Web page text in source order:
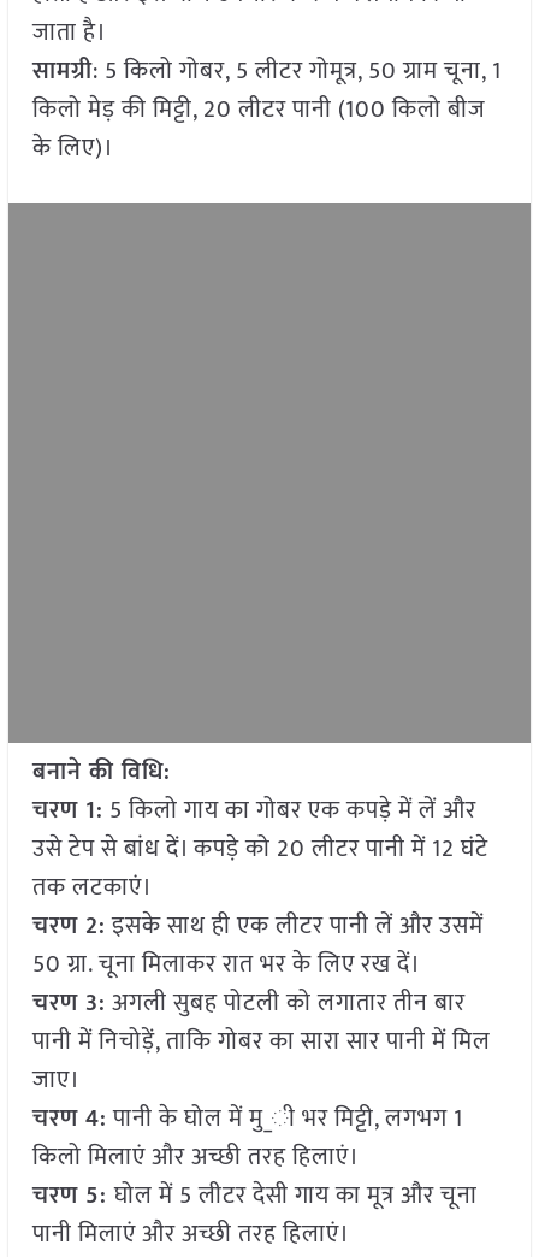
जाता है।
सामग्री: 5 किलो गोबर, 5 लीटर गोमूत्र, 50 ग्राम चूना, 1
किलो मेड़ की मिट्टी, 20 लीटर पानी (100 किलो बीज
के लिए)।
बनाने की विधि:
चरण 1: 5 किलो गाय का गोबर एक कपड़े में लें और
उसे टेप से बांध दें। कपड़े को 20 लीटर पानी में 12 घंटे
तक लटकाएं।
चरण 2:इसके साथ ही एक लीटर पानी लें और उसमें
50 ग्रा. चूना मिलाकर रात भर के लिए रख दें।
चरण 3: अगली सुबह पोटली को लगातार तीन बार
पानी में निचोड़ें, ताकि गोबर का सारा सार पानी में मिल
जाए।
चरण 4:पानी के घोल में मु_ी भर मिट्टी, लगभग 1
किलो मिलाएं और अच्छी तरह हिलाएं।
चरण 5:घोल में 5 लीटर देसी गाय का मूत्र और चूना
पानी मिलाएं और अच्छी तरह हिलाएं।